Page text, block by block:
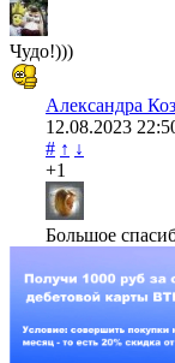
Чудо!)))
Александра
12.08.2023
# ↑ ↓
+1
Большое